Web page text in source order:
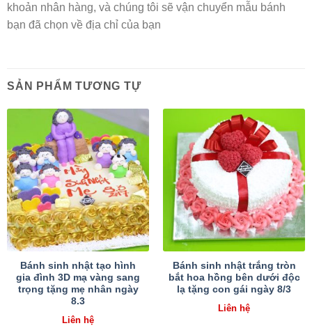
khoản nhân hàng, và chúng tôi sẽ vận chuyển mẫu bánh
bạn đã chọn về địa chỉ của bạn
SẢN PHẨM TƯƠNG TỰ
Bánh sinh nhật tạo hình
gia đình 3D mạ vàng sang
trọng tặng mẹ nhân ngày
8.3
Liên hệ
Bánh sinh nhật trắng tròn
bắt hoa hồng bên dưới độc
lạ tặng con gái ngày 8/3
Liên hệ